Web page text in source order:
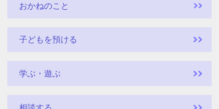
おかねのこと
子どもを預ける
学ぶ・遊ぶ